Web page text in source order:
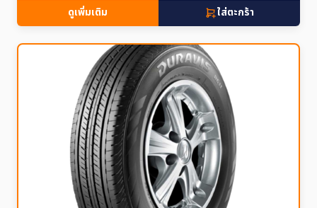
ดูเพิ่มเติม ใส่ตะกร้า